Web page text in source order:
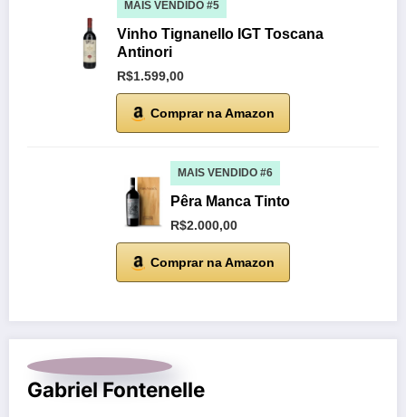
MAIS VENDIDO #5
Vinho Tignanello IGT Toscana
Antinori
R$1.599,00
Comprar na Amazon
MAIS VENDIDO #6
Pêra Manca Tinto
R$2.000,00
Comprar na Amazon
Gabriel Fontenelle